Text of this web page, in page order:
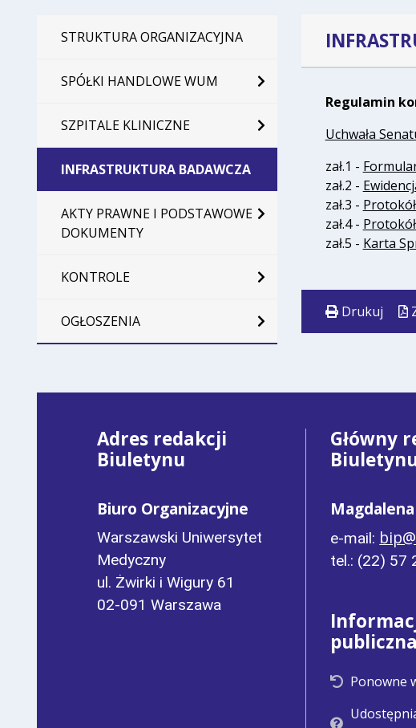
STRUKTURA ORGANIZACYJNA
SPÓŁKI HANDLOWE WUM
SZPITALE KLINICZNE
INFRASTRUKTURA BADAWCZA
AKTY PRAWNE I PODSTAWOWE
DOKUMENTY
KONTROLE
OGŁOSZENIA
Regulamin
Uchwała
zał.1 -
zał.2 -
zał.3 -
zał.4 -
zał.5 - Karta
Drukuj
Adres redakcji
Biuletynu
Biuro Organizacyjne
Warszawski Uniwersytet
Medyczny
ul. Żwirki i Wigury 61
02-091 Warszawa
Główny
e-mail:
tel.: (22) 57
publiczna
Ponowne